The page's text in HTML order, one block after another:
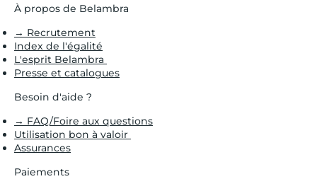
À propos de Belambra
→ Recrutement
Index de l'égalité
L'esprit Belambra
Presse et catalogues
Besoin d'aide ?
→ FAQ/Foire aux questions
Utilisation bon à valoir
Assurances
Paiements